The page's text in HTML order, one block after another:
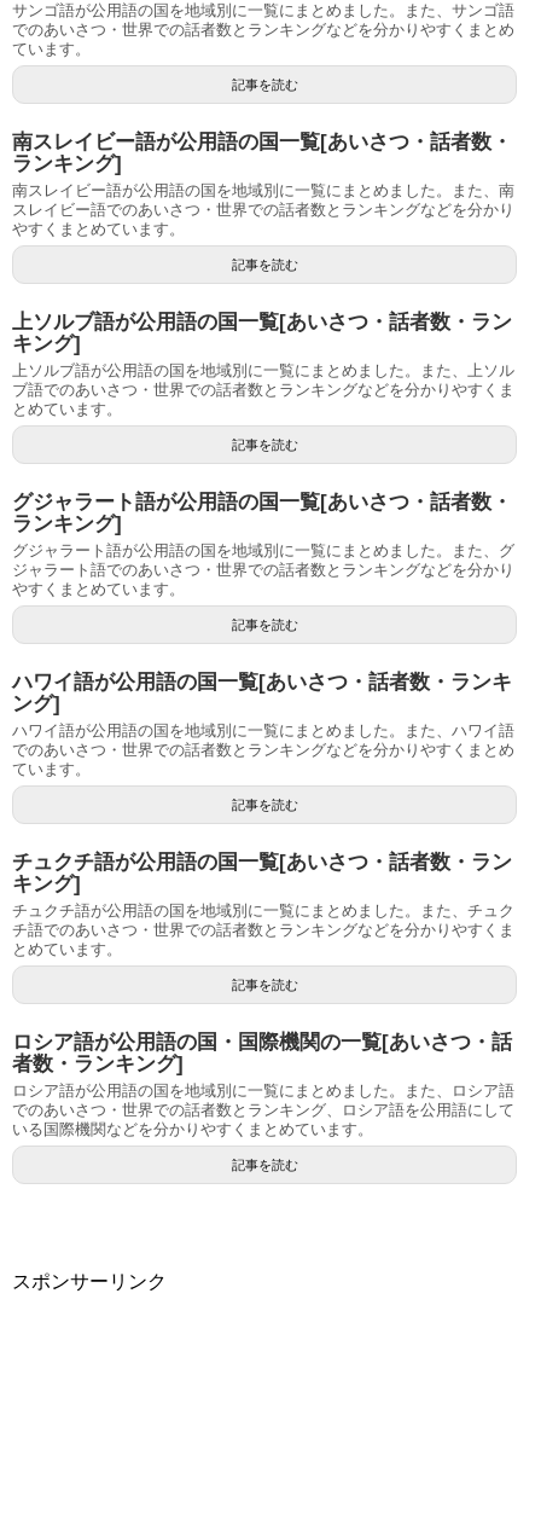
サンゴ語が公用語の国を地域別に一覧にまとめました。また、サンゴ語
でのあいさつ・世界での話者数とランキングなどを分かりやすくまとめ
ています。
記事を読む
南スレイビー語が公用語の国一覧[あいさつ・話者数・
ランキング]
南スレイビー語が公用語の国を地域別に一覧にまとめました。また、南
スレイビー語でのあいさつ・世界での話者数とランキングなどを分かり
やすくまとめています。
記事を読む
上ソルブ語が公用語の国一覧[あいさつ・話者数・ラン
キング]
上ソルブ語が公用語の国を地域別に一覧にまとめました。また、上ソル
ブ語でのあいさつ・世界での話者数とランキングなどを分かりやすくま
とめています。
記事を読む
グジャラート語が公用語の国一覧[あいさつ・話者数・
ランキング]
グジャラート語が公用語の国を地域別に一覧にまとめました。また、グ
ジャラート語でのあいさつ・世界での話者数とランキングなどを分かり
やすくまとめています。
記事を読む
ハワイ語が公用語の国一覧[あいさつ・話者数・ランキ
ング]
ハワイ語が公用語の国を地域別に一覧にまとめました。また、ハワイ語
でのあいさつ・世界での話者数とランキングなどを分かりやすくまとめ
ています。
記事を読む
チュクチ語が公用語の国一覧[あいさつ・話者数・ラン
キング]
チュクチ語が公用語の国を地域別に一覧にまとめました。また、チュク
チ語でのあいさつ・世界での話者数とランキングなどを分かりやすくま
とめています。
記事を読む
ロシア語が公用語の国・国際機関の一覧[あいさつ・話
者数・ランキング]
ロシア語が公用語の国を地域別に一覧にまとめました。また、ロシア語
でのあいさつ・世界での話者数とランキング、ロシア語を公用語にして
いる国際機関などを分かりやすくまとめています。
記事を読む
スポンサーリンク